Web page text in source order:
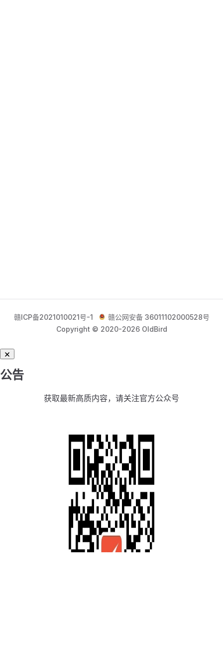
赣ICP备2021010021号-1
赣公网安备 36011102000528号
Copyright © 2020-2026 OldBird
公告
获取最新高质内容，请关注官方公众号